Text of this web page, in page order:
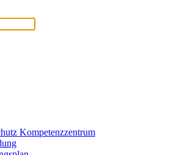
Kompetenzzentrum